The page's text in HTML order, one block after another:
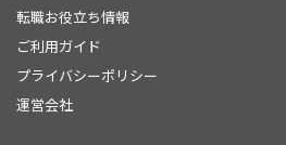
転職お役立ち情報
ご利用ガイド
プライバシーポリシー
運営会社